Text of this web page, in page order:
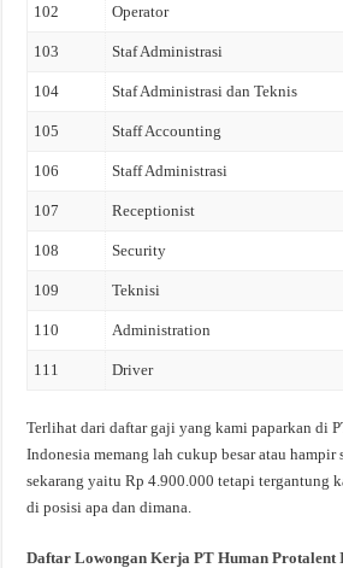
102 Operator
103 Staf Administrasi
104 Staf Administrasi dan Teknis
105 Staff Accounting
106 Staff Administrasi
107 Receptionist
108 Security
109 Teknisi
110 Administration
111 Driver
Terlihat dari daftar gaji yang kami paparkan di
Indonesia memang lah cukup besar atau hampir
sekarang yaitu Rp 4.900.000 tetapi tergantung
di posisi apa dan dimana.
Daftar Lowongan Kerja PT Human Protalent